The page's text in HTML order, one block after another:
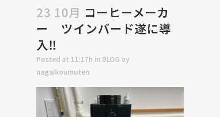
23 10月 コーヒーメーカ
ー ツインバード遂に導
入‼
Posted at 11:17h in BLOG by
nagaikoumuten